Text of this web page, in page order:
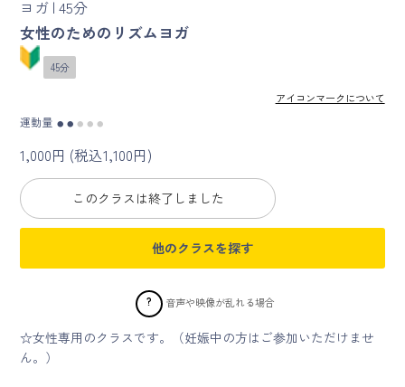
yoggy mommy
マイページ
会員規約について
クラス参加にあたっての同意書
特定商取引にかかわる表示
プライバシーポリシー
ヨガ | 45分
女性のためのリズムヨガ
45分
アイコンマークについて
運動量 ● ● ● ● ●
1,000円 (税込1,100円)
このクラスは終了しました
他のクラスを探す
? 音声や映像が乱れる場合
☆女性専用のクラスです。（妊娠中の方はご参加いただけませ
ん。）